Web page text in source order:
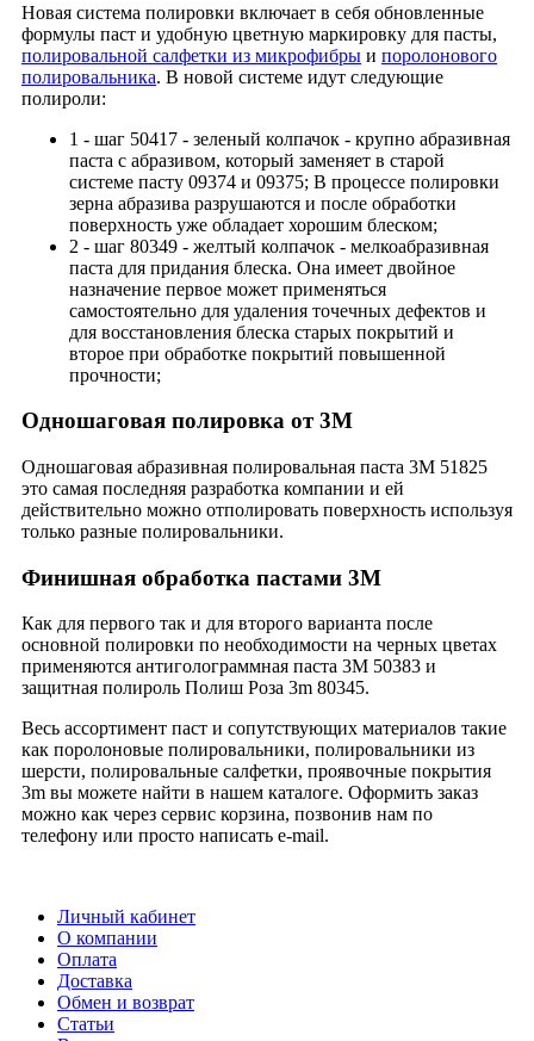
Новая система полировки включает в себя обновленные
формулы паст и удобную цветную маркировку для пасты,
полировальной салфетки из микрофибры и поролонового
полировальника. В новой системе идут следующие
полироли:
1 - шаг 50417 - зеленый колпачок - крупно абразивная
паста с абразивом, который заменяет в старой
системе пасту 09374 и 09375; В процессе полировки
зерна абразива разрушаются и после обработки
поверхность уже обладает хорошим блеском;
2 - шаг 80349 - желтый колпачок - мелкоабразивная
паста для придания блеска. Она имеет двойное
назначение первое может применяться
самостоятельно для удаления точечных дефектов и
для восстановления блеска старых покрытий и
второе при обработке покрытий повышенной
прочности;
Одношаговая полировка от 3М
Одношаговая абразивная полировальная паста 3М 51825
это самая последняя разработка компании и ей
действительно можно отполировать поверхность используя
только разные полировальники.
Финишная обработка пастами 3М
Как для первого так и для второго варианта после
основной полировки по необходимости на черных цветах
применяются антиголограммная паста 3М 50383 и
защитная полироль Полиш Роза 3m 80345.
Весь ассортимент паст и сопутствующих материалов такие
как поролоновые полировальники, полировальники из
шерсти, полировальные салфетки, проявочные покрытия
3m вы можете найти в нашем каталоге. Оформить заказ
можно как через сервис корзина, позвонив нам по
телефону или просто написать e-mail.
Личный кабинет
О компании
Оплата
Доставка
Обмен и возврат
Статьи